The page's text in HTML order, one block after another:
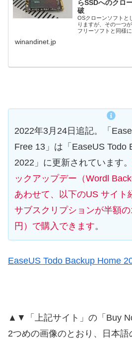
らSSDへのクロ
破
OSクローンソフトと
りますが、その一つ
フリーソフトと同様
winandinet.jp
2022年3月24日追記。「
Free 13」は「EaseUS Todo
2022」に更新されています。
ックアップデー（Wordl
あわせて、以下のUS サイト
サブスクリプションが半額
円）で購入できます。
EaseUS Todo Backup Home
▲▼「上記サイト」の「Buy
2つめの画像のとおり、日本